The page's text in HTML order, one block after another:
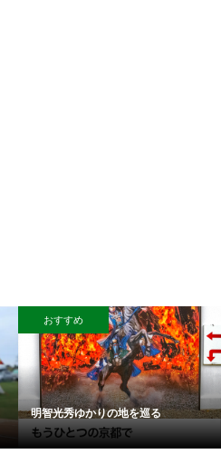
おすすめ
明智光秀ゆかりの地を巡る